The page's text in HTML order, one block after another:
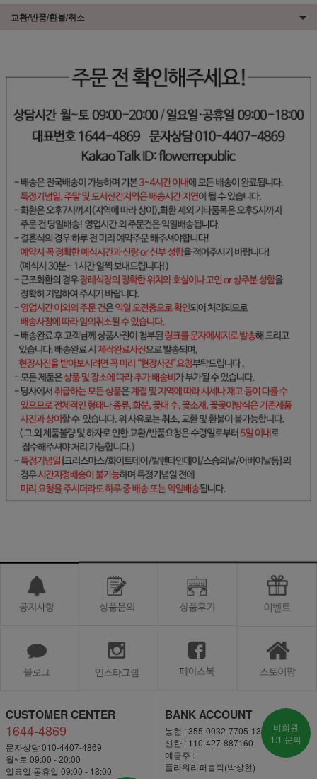
교환/반품/환불/취소
CUSTOMER CENTER
1644-4869
문자상담 010-4407-4869
월~토 09:00 - 20:00
일요일·공휴일 09:00 - 18:00
BANK ACCOUNT
농협 : 355-0032-7705-13
신한 : 110-427-887160
예금주 :
플라워리퍼블릭(박상현)
비회원
1:1 문의